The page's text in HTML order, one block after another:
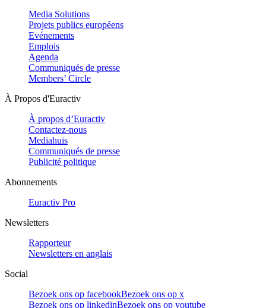
Media Solutions
Projets publics européens
Evénements
Emplois
Agenda
Communiqués de presse
Members’ Circle
À Propos d'Euractiv
À propos d’Euractiv
Contactez-nous
Mediahuis
Communiqués de presse
Publicité politique
Abonnements
Euractiv Pro
Newsletters
Rapporteur
Newsletters en anglais
Social
Bezoek ons op facebookBezoek ons op x
Bezoek ons op linkedinBezoek ons op youtube